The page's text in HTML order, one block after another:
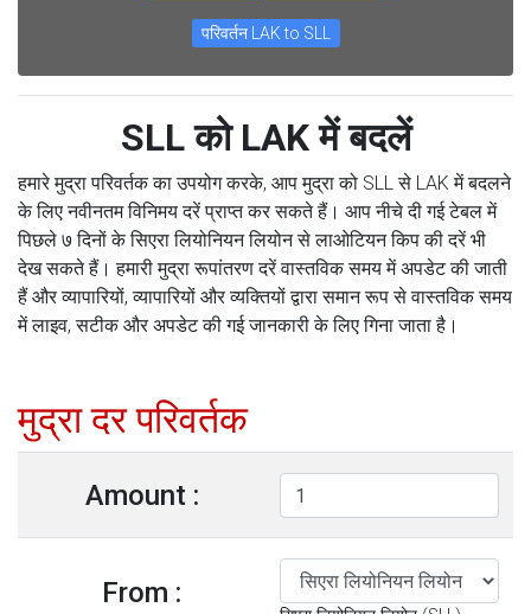
परिवर्तन LAK to SLL
SLL को LAK में बदलें
हमारे मुद्रा परिवर्तक का उपयोग करके, आप मुद्रा को SLL से LAK में बदलने
के लिए नवीनतम विनिमय दरें प्राप्त कर सकते हैं। आप नीचे दी गई टेबल में
पिछले ७ दिनों के सिएरा लियोनियन लियोन से लाओटियन किप की दरें भी
देख सकते हैं। हमारी मुद्रा रूपांतरण दरें वास्तविक समय में अपडेट की जाती
हैं और व्यापारियों, व्यापारियों और व्यक्तियों द्वारा समान रूप से वास्तविक समय
में लाइव, सटीक और अपडेट की गई जानकारी के लिए गिना जाता है।
मुद्रा दर परिवर्तक
Amount :
From :